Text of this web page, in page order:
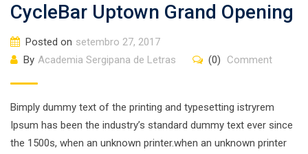
CycleBar Uptown Grand Opening
Posted on setembro 27, 2017
By Academia Sergipana de Letras (0) Comment
Bimply dummy text of the printing and typesetting istryrem
Ipsum has been the industry’s standard dummy text ever since
the 1500s, when an unknown printer.when an unknown printer